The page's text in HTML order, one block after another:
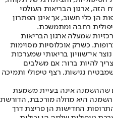
הזה, ארגון הבריאות העולמי
הן כלי חשוב, אך אינן הפתרון
רחבה ומתמשכת.
שמעלה ארגון הבריאות
כשרק אוכלוסיות מסוימות
אי־שוויון בריאותי שמערכות
להיות ברור: אם משלבים
נגישות, רצף טיפולי ותמיכה
שההשמנה אינה בעיית משמעת
ההשמנה היא מחלה מורכבת, הדורשת
החדישות הן פריצת דרך